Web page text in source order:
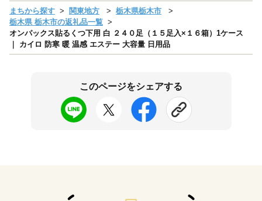
まちから探す 関東地方
栃木県栃木市
栃木県 栃木市の返礼品一覧
オンパックス貼るくつ下用 白 ２４０足（１５足入×１６箱）1ケース
｜ カイロ 防寒 暖 温感 エステー 大容量 日用品
このページをシェアする